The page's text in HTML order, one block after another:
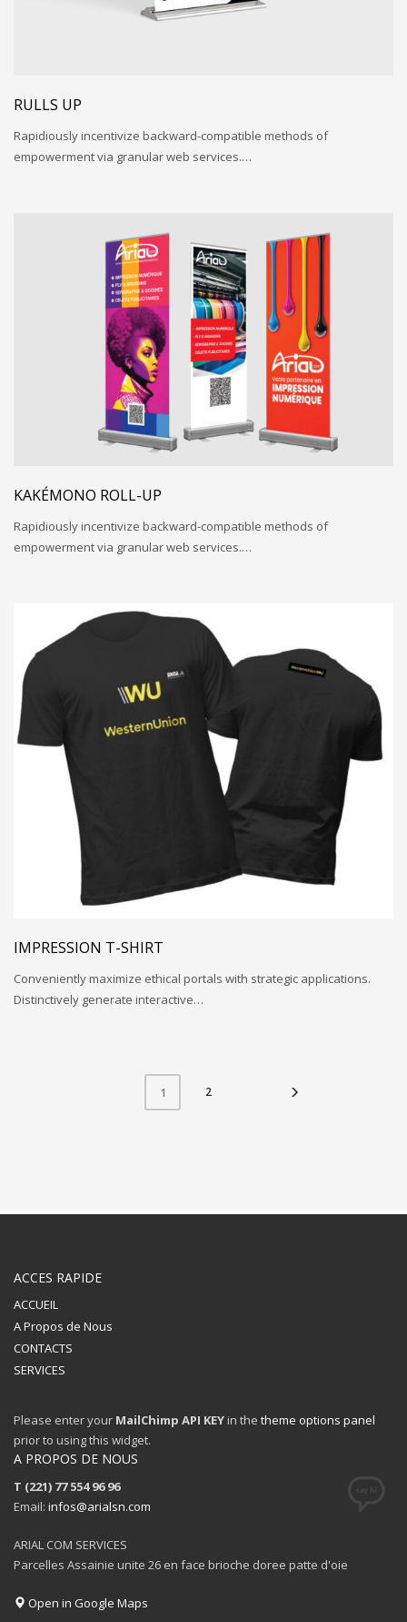
RULLS UP
Rapidiously incentivize backward-compatible methods of
empowerment via granular web services.…
KAKÉMONO ROLL-UP
Rapidiously incentivize backward-compatible methods of
empowerment via granular web services.…
IMPRESSION T-SHIRT
Conveniently maximize ethical portals with strategic applications.
Distinctively generate interactive…
1 2
ACCES RAPIDE
ACCUEIL
A Propos de Nous
CONTACTS
SERVICES
Please enter your MailChimp API KEY in the theme options panel
prior to using this widget.
A PROPOS DE NOUS
T (221) 77 554 96 96
Email: infos@arialsn.com
ARIAL COM SERVICES
Parcelles Assainie unite 26 en face brioche doree patte d'oie
Open in Google Maps